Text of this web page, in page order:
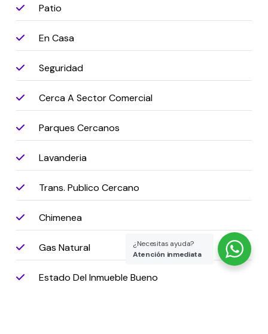
Patio
En Casa
Seguridad
Cerca A Sector Comercial
Parques Cercanos
Lavanderia
Trans. Publico Cercano
Chimenea
Gas Natural
Estado Del Inmueble Bueno
¿Necesitas ayuda?
Atención inmediata